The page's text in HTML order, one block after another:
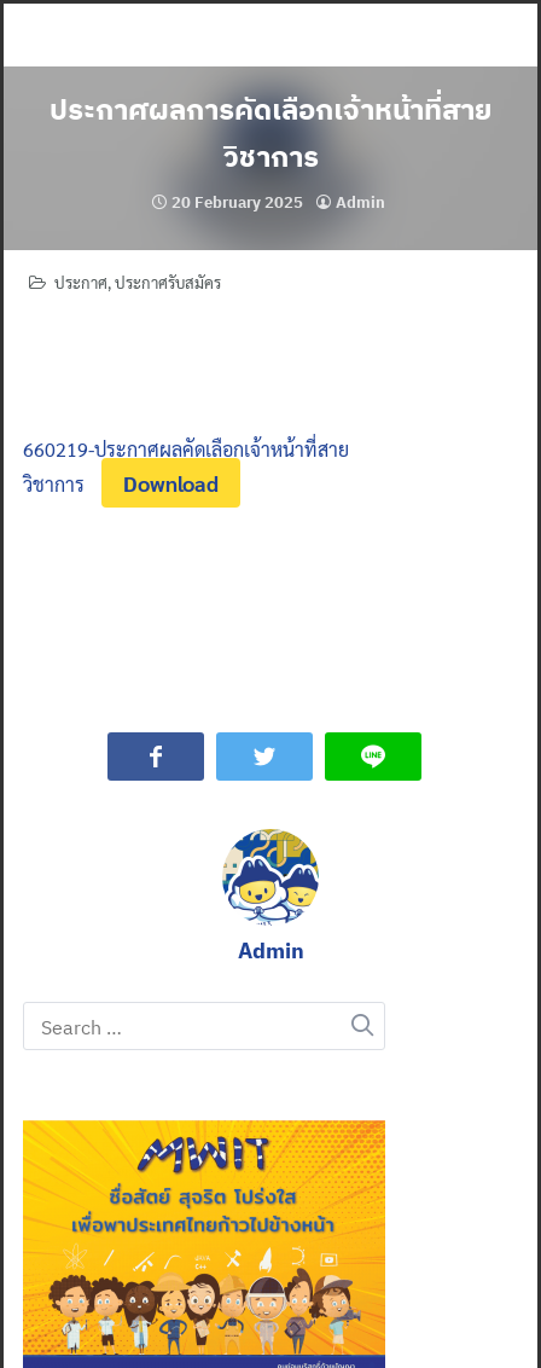
ประกาศผลการคัดเลือกเจ้าหน้าที่สาย
วิชาการ
20 February 2025 Admin
ประกาศ,ประกาศรับสมัคร
660219-ประกาศผลคัดเลือกเจ้าหน้าที่สาย
วิชาการ
Download
Admin
Search
for: